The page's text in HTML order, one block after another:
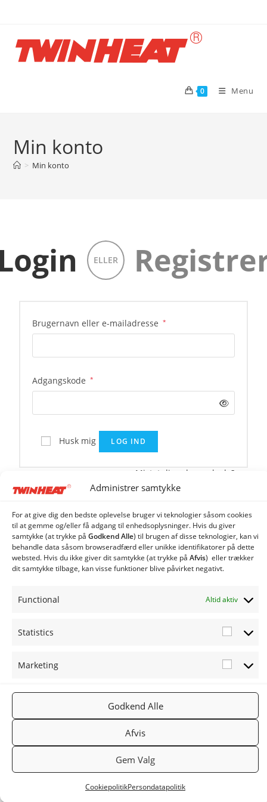
Administrer samtykke
For at give dig den bedste oplevelse bruger vi teknologier såsom cookies
til at gemme og/eller få adgang til enhedsoplysninger. Hvis du giver
samtykke (at trykke på Godkend Alle) til brugen af ​​disse teknologier, kan vi
behandle data såsom browseradfærd eller unikke identifikatorer på dette
websted. Hvis du ikke giver dit samtykke (at trykke på Afvis) eller trækker
dit samtykke tilbage, kan visse funktioner blive påvirket negativt.
Functional Altid aktiv
Statistics
Marketing
Godkend Alle
Afvis
Gem Valg
CookiepolitikPersondatapolitik
0 Menu
Min konto
> Min konto
ELLER
Brugernavn eller e-mailadresse *
Adgangskode *
Husk mig LOG IND
Mistet din adgangskode?
Har du brug for hjælp?
TWINHEA
Facebook
T.DK
Gå til
Twinheat.
dk
Tilmeld
ev